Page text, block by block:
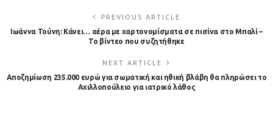
PREVIOUS ARTICLE
Ιωάννα Τούνη: Κάνει… αέρα με χαρτονομίσματα σε πισίνα στο Μπαλί –
Το βίντεο που συζητήθηκε
NEXT ARTICLE
Αποζημίωση 235.000 ευρώ για σωματική και ηθική βλάβη θα πληρώσει το
Αχιλλοπούλειο για ιατρικό λάθος